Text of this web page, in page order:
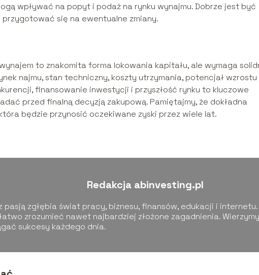
wpływać na popyt i podaż na rynku wynajmu. Dobrze jest być
się na ewentualne zmiany.
to znakomita forma lokowania kapitału, ale wymaga
najmu, stan techniczny, koszty utrzymania, potencjał wzrostu
finansowanie inwestycji i przyszłość rynku to kluczowe
przed finalną decyzją zakupową. Pamiętajmy, że dokładna
będzie przynosić oczekiwane zyski przez wiele lat.
Redakcja abinvesting.pl
pasją zgłębia świat pracy, biznesu, finansów, edukacji i
zrozumieć nawet najbardziej złożone zagadnienia.
sukcesy każdego dnia.